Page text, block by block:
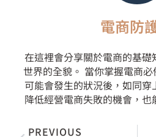
電商防
在這裡會分享關於電商的基
世界的全貌。 當你掌握電商
可能會發生的狀況後，如同
降低經營電商失敗的機會，也
上一頁
PREVIOUS